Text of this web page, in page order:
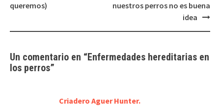
de
queremos)
nuestros perros no es buena
idea
Un comentario en “Enfermedades hereditarias en
los perros”
Criadero Aguer Hunter.